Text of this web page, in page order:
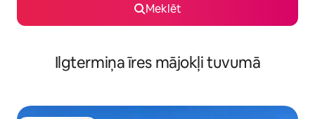
Meklēt
Ilgtermiņa īres mājokļi tuvumā